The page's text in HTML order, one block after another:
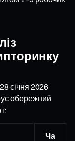
січня 2026
обережний
Ча